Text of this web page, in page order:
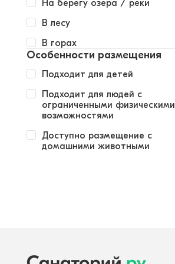
На берегу озера / реки
В лесу
В горах
Особенности размещения
Подходит для детей
Подходит для людей с
ограниченными физическими
возможностями
Доступно размещение с
домашними животными